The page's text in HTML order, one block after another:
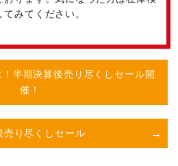
みてください。
！半期決算後売り尽くしセール開
催！
売り尽くしセール